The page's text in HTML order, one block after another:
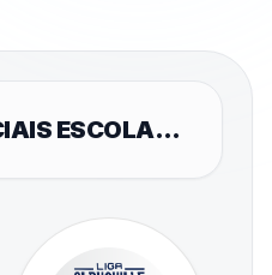
LIGAS OFICIAIS ESCOLARES